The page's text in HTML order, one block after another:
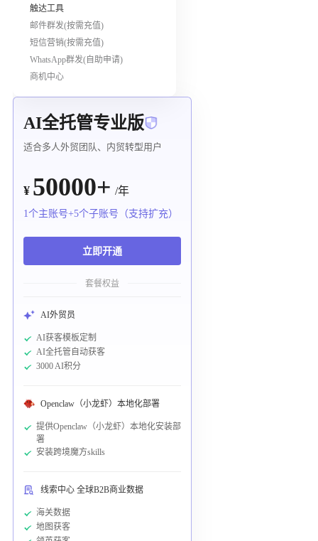
触达工具
邮件群发(按需充值)
短信营销(按需充值)
WhatsApp群发(自助申请)
商机中心
AI全托管专业版
适合多人外贸团队、内贸转型用户
¥ 50000+ /年
1个主账号+5个子账号（支持扩充）
立即开通
套餐权益
AI外贸员
AI获客模板定制
AI全托管自动获客
3000 AI积分
Openclaw（小龙虾）本地化部署
提供Openclaw（小龙虾）本地化安装部
署
安装跨境魔方skills
线索中心 全球B2B商业数据
海关数据
地图获客